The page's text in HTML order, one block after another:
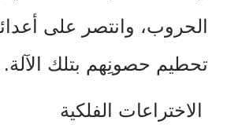
الحروب، وانتصر على
تحطيم حصونِهم بتلك الآلة.
الاختراعات الفلكية